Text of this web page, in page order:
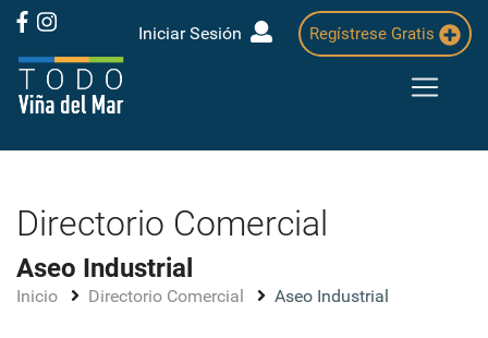
Iniciar Sesión Regístrese Gratis
Directorio Comercial
Aseo Industrial
Inicio Directorio Comercial Aseo Industrial